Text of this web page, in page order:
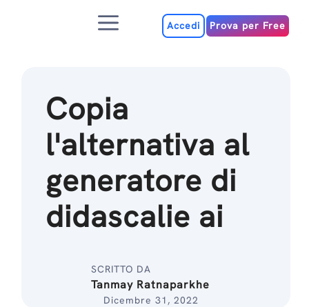
MenuAccedi Prova per Free
Copia
l'alternativa al
generatore di
didascalie ai
SCRITTO DA
Tanmay Ratnaparkhe
Dicembre 31, 2022